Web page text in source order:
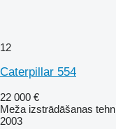
12
Caterpillar 554
22 000 €
Meža izstrādāšanas
2003